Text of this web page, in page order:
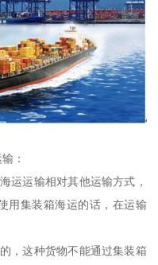
：
运运输相对其他运输方式，
用集装箱海运的话，在运输
，这种货物不能通过集装箱